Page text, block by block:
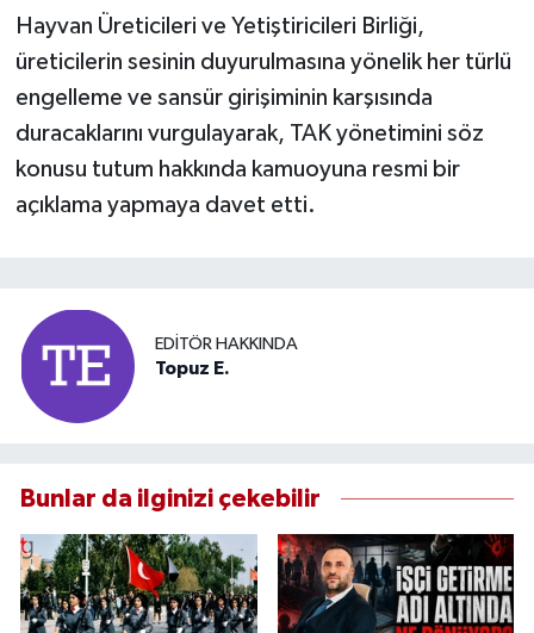
Hayvan Üreticileri ve Yetiştiricileri Birliği,
üreticilerin sesinin duyurulmasına yönelik her türlü
engelleme ve sansür girişiminin karşısında
duracaklarını vurgulayarak, TAK yönetimini söz
konusu tutum hakkında kamuoyuna resmi bir
açıklama yapmaya davet etti.
EDITÖR HAKKINDA
Topuz E.
Bunlar da ilginizi çekebilir